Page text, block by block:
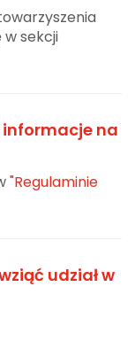
sekcji
informacje na
"Regulaminie
udział w